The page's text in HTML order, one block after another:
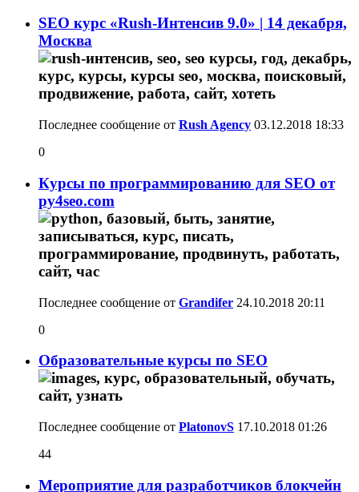
SEO курс «Rush-Интенсив 9.0» | 14 декабря,
Москва
Последнее сообщение от Rush Agency 03.12.2018 18:33
0
Курсы по программированию для SEO от
py4seo.com
Последнее сообщение от Grandifer 24.10.2018 20:11
0
Образовательные курсы по SEO
Последнее сообщение от PlatonovS 17.10.2018 01:26
44
Мероприятие для разработчиков блокчейн